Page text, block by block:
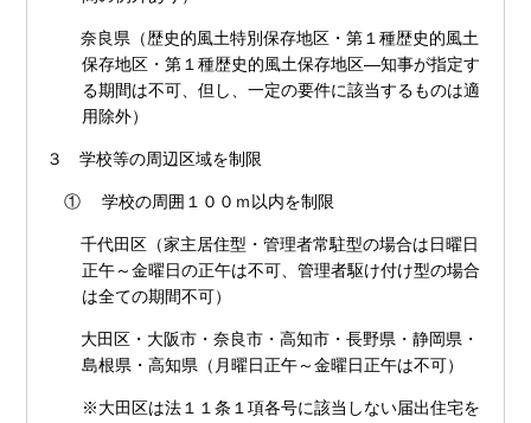
奈良県（歴史的風土特別保存地区・第１種歴史的風土
保存地区・第１種歴史的風土保存地区―知事が指定す
る期間は不可、但し、一定の要件に該当するものは適
用除外）
３ 学校等の周辺区域を制限
① 学校の周囲１００ｍ以内を制限
千代田区（家主居住型・管理者常駐型の場合は日曜日
正午～金曜日の正午は不可、管理者駆け付け型の場合
は全ての期間不可）
大田区・大阪市・奈良市・高知市・長野県・静岡県・
島根県・高知県（月曜日正午～金曜日正午は不可）
※大田区は法１１条１項各号に該当しない届出住宅を